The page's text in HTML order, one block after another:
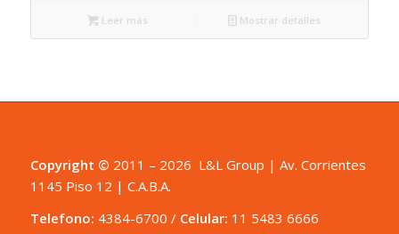
Leer más Mostrar detalles
Copyright © 2011 – 2026 L&L Group | Av. Corrientes
1145 Piso 12 | C.A.B.A.
Telefono: 4384-6700 / Celular: 11 5483 6666